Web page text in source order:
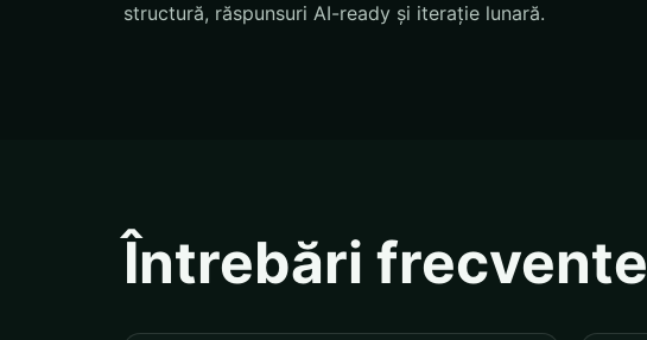
structură, răspunsuri AI-ready și iterație lunară.
Întrebări frecvente